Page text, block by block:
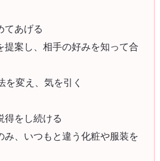
てあげる
提案し、相手の好みを知って合
を変え、気を引く
得をし続ける
み、いつもと違う化粧や服装を